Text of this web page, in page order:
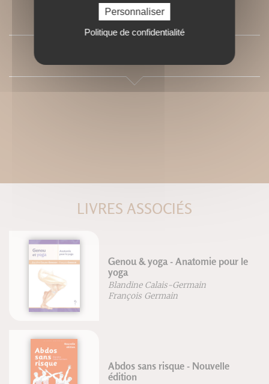
SOMMAIRE
LIVRES ASSOCIÉS
Genou & yoga - Anatomie pour le
yoga
Blandine Calais-Germain
François Germain
Abdos sans risque - Nouvelle
édition
Personnaliser
Politique de confidentialité